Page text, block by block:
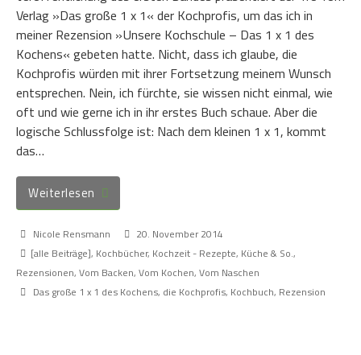
Verlag »Das große 1 x 1« der Kochprofis, um das ich in
meiner Rezension »Unsere Kochschule – Das 1 x 1 des
Kochens« gebeten hatte. Nicht, dass ich glaube, die
Kochprofis würden mit ihrer Fortsetzung meinem Wunsch
entsprechen. Nein, ich fürchte, sie wissen nicht einmal, wie
oft und wie gerne ich in ihr erstes Buch schaue. Aber die
logische Schlussfolge ist: Nach dem kleinen 1 x 1, kommt
das…
Weiterlesen
Nicole Rensmann
20. November 2014
[alle Beiträge], Kochbücher, Kochzeit - Rezepte, Küche & So.,
Rezensionen, Vom Backen, Vom Kochen, Vom Naschen
Das große 1 x 1 des Kochens, die Kochprofis, Kochbuch, Rezension